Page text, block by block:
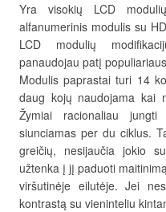
Yra visokių LCD
alfanumerinis modulis su
LCD modulių
panaudojau patį
Modulis paprastai turi 14
daug kojų naudojama kai
Žymiai racionaliau
siunciamas per du ciklus.
greičių, nesijaučia jokio
užtenka į jį paduoti
viršutinėje eilutėje. Jei
kontrastą su vieninteliu